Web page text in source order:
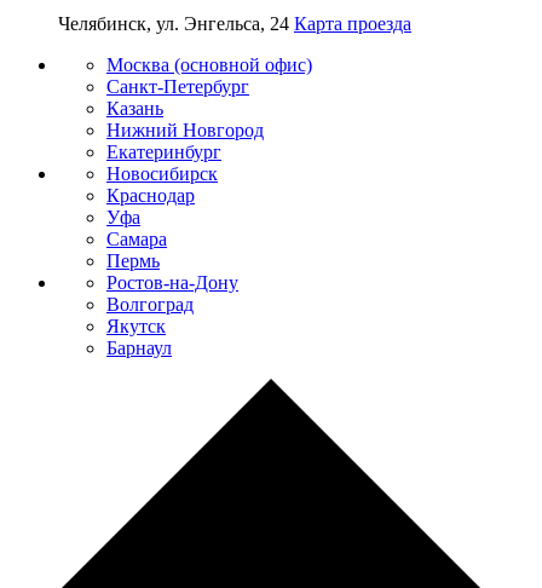
Челябинск, ул. Энгельса, 24 Карта проезда
Москва (основной офис)
Санкт-Петербург
Казань
Нижний Новгород
Екатеринбург
Новосибирск
Краснодар
Уфа
Самара
Пермь
Ростов-на-Дону
Волгоград
Якутск
Барнаул